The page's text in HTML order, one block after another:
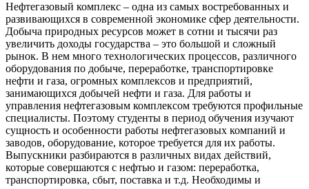
Нефтегазовый комплекс – одна из самых востребованных и
развивающихся в современной экономике сфер деятельности.
Добыча природных ресурсов может в сотни и тысячи раз
увеличить доходы государства – это большой и сложный
рынок. В нем много технологических процессов, различного
оборудования по добыче, переработке, транспортировке
нефти и газа, огромных комплексов и предприятий,
занимающихся добычей нефти и газа. Для работы и
управления нефтегазовым комплексом требуются профильные
специалисты. Поэтому студенты в период обучения изучают
сущность и особенности работы нефтегазовых компаний и
заводов, оборудование, которое требуется для их работы.
Выпускники разбираются в различных видах действий,
которые совершаются с нефтью и газом: переработка,
транспортировка, сбыт, поставка и т.д. Необходимы и